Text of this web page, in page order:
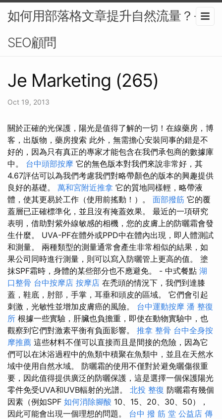
如何用部落格文章提升自然流量？-
SEO顧問
Je Marketing (265)
Oct 19, 2013
關於正確的光保護，陽光是值得了解的一切！在線藥房，博
客，出版物，藥房搜索 此外，無需擔心安裝同事的錯是不
好的，因為只有真正的專家才能包含在我們承包商的數據庫
中。 台中頭部按摩 它的無色版本對我們來說非常好，其
4.67評估可以為我們考慮我們對略帶顏色的版本的興趣提供
良好的基礎。 萬和宮附近推拿 它的質地同樣輕，略帶液
體，使其更易於工作（使用前搖動！）。 面部撥筋 它的覆
蓋層已正確標準化，並且沒有掩蓋效果。 最近的一項研究
表明，借助對紫外線敏感的相機，您的皮膚上的防曬霜會發
生什麼。 UVA-PF在體外或PPD中在體內出現，即​​人體測試
和測量。 兩種類型的測量通常會產生非常相似的結果，如
果公司同時進行測量，則可以寫入防曬管上更高的值。 塗
抹SPF霜時，身體的某些部分也不應避免。 - 中式餐點 湖
口整骨 台中按摩店 按摩店 在禿頭的情況下，我們到達膝
蓋，鞋底，肘部，手掌，耳垂和頭皮的區域。 它們會引起
刺激，光敏性並增加皮膚癌的風險。 台中運動按摩 潘 整復
所 根據一些實驗，肝臟也負擔重，即使在動物實驗中，也
觀察到它們對激素平衡有負面影響。 推拿 整骨 台中全身按
摩推薦 這些材料不僅可以直接而且是間接的危險，因為它
們可以在沐浴過程中的魚類中積聚在魚類中，並且在天然水
域中使用自然水域。 防曬霜的使用不僅對於避免曬傷很重
要，因此值得提供廣泛的防曬保護，這是選擇一個保護陽光
零件免受UVA和UVB輻射的光譜。 北投 整復 防曬霜有幾個
因素（例如SPF 如何消除腳酸 10、15、20、30、50），
因此可能會出現一個理想的問題。 台中 撥 筋 堂 公益店 傳